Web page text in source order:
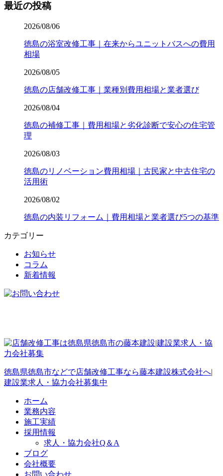
最近の投稿
2026/08/06
徳島の浴室改修工事｜在来からユニットバスへの費用
相場
2026/08/05
徳島の店舗改修工事｜業種別費用相場と業者選び
2026/08/04
徳島の補修工事｜費用相場と劣化診断で安心の住宅管
理
2026/08/03
徳島のリノベーション費用相場｜古民家と中古住宅の
活用術
2026/08/02
徳島の内装リフォーム｜費用相場と業者選び5つの基準
カテゴリー
お知らせ
コラム
新着情報
徳島県徳島市などで店舗改修工事なら藤本建設株式会社へ|
建設業求人・協力会社募集中
ホーム
業務内容
施工実績
採用情報
求人・協力会社Q＆A
ブログ
会社概要